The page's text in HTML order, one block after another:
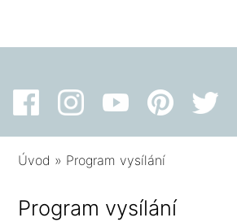
Úvod » Program vysílání
Program vysílání